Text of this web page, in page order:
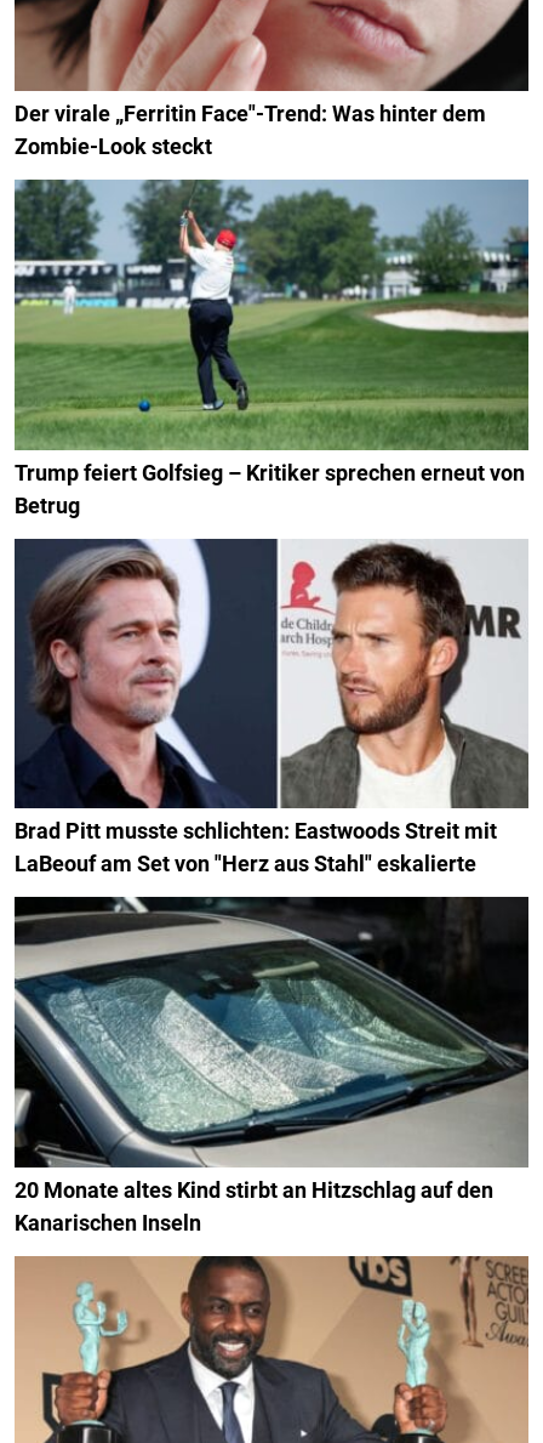
Der virale „Ferritin Face"-Trend: Was hinter dem
Zombie-Look steckt
Trump feiert Golfsieg – Kritiker sprechen erneut von
Betrug
Brad Pitt musste schlichten: Eastwoods Streit mit
LaBeouf am Set von "Herz aus Stahl" eskalierte
20 Monate altes Kind stirbt an Hitzschlag auf den
Kanarischen Inseln